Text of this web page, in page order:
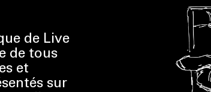
de Live
de tous
et
sur